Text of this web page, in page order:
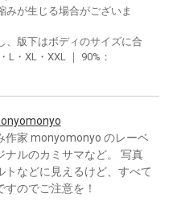
が生じる場合がございま
版下はボディのサイズに合
L・XL・XXL ｜ 90%：
作家 monyomonyo のレーベ
ナルのカミサマなど。 写真
トなどに見えるけど、すべて
すのでご注意を！